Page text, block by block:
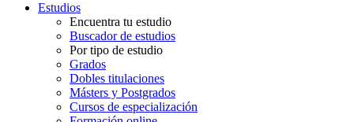
Estudios
Encuentra tu estudio
Buscador de estudios
Por tipo de estudio
Grados
Dobles titulaciones
Másters y Postgrados
Cursos de especialización